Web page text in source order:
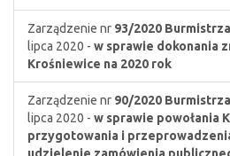
Zarządzenie nr 93/2020
lipca 2020 - w sprawie dokonania
Krośniewice na 2020 rok
Zarządzenie nr 90/2020
lipca 2020 - w sprawie powołania
przygotowania i